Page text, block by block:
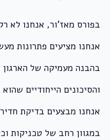
בפורס מאז’ור, אנחנו לא
אנחנו מציעים פתרונות
בהבנה מעמיקה של
והסיכונים הייחודיים
אנחנו מבצעים בדיקת
במגוון רחב של טכניקות